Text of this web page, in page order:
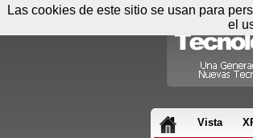
Vista
Las cookies de este sitio se usan para
el